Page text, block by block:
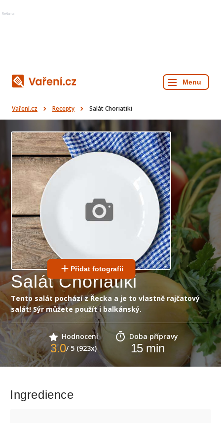
Reklama
Vaření.cz Recepty Salát Choriatiki
Přidat fotografii
Salát Choriatiki
Tento salát pochází z Řecka a je to vlastně rajčatový
salát! Sýr můžete použít i balkánský.
Hodnocení
3.0/ 5 (923x)
Doba přípravy
15min
Ingredience